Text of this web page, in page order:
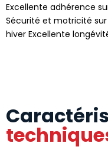
Excellente adhérence
Sécurité et motricité
hiver Excellente